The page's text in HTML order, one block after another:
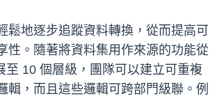
鬆地逐步追蹤資料轉換，從而提高可
性。隨著將資料集用作來源的功能從
至 10 個層級，團隊可以建立可重複
輯，而且這些邏輯可跨部門級聯。例